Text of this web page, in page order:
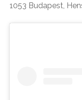
1053 Budapest,